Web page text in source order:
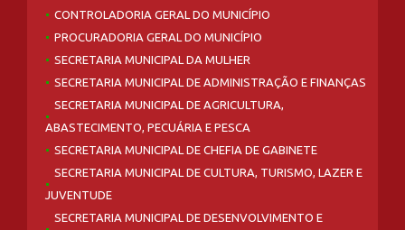
CONTROLADORIA GERAL DO MUNICÍPIO
PROCURADORIA GERAL DO MUNICÍPIO
SECRETARIA MUNICIPAL DA MULHER
SECRETARIA MUNICIPAL DE ADMINISTRAÇÃO E FINANÇAS
SECRETARIA MUNICIPAL DE AGRICULTURA,
ABASTECIMENTO, PECUÁRIA E PESCA
SECRETARIA MUNICIPAL DE CHEFIA DE GABINETE
SECRETARIA MUNICIPAL DE CULTURA, TURISMO, LAZER E
JUVENTUDE
SECRETARIA MUNICIPAL DE DESENVOLVIMENTO E